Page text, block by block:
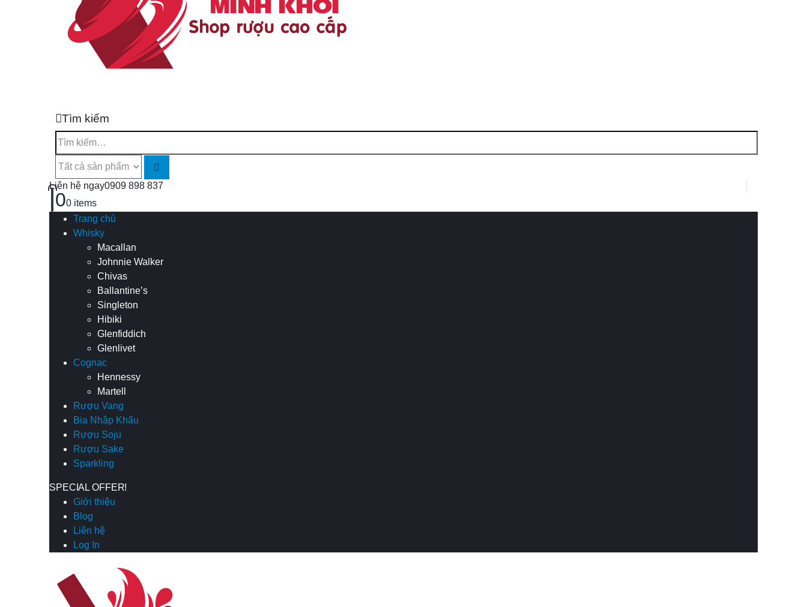
Tìm kiếm
Liên hệ ngay0909 898 837
00 items
Trang chủ
Whisky
Macallan
Johnnie Walker
Chivas
Ballantine’s
Singleton
Hibiki
Glenfiddich
Glenlivet
Cognac
Hennessy
Martell
Rượu Vang
Bia Nhập Khẩu
Rượu Soju
Rượu Sake
Sparkling
SPECIAL OFFER!
Giới thiệu
Blog
Liên hệ
Log In